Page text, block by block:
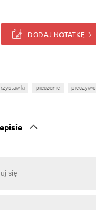
DODAJ NOTATKĘ
pieczenie pieczywo